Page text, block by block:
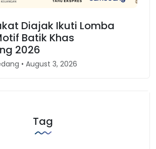
Binokasih, Merajut
Spirit Kesundaan di Jawa
• April 30, 2026
Tag